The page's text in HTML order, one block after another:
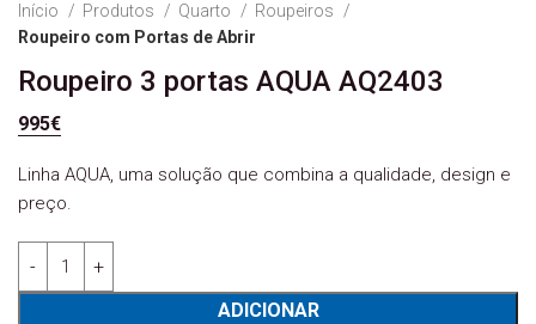
Início Produtos Quarto
Roupeiros
Roupeiro com Portas de Abrir
Roupeiro 3 portas AQUA AQ2403
995€
Linha AQUA, uma solução que combina a qualidade, design e
preço.
Quantidade de Roupeiro 3 portas AQUA AQ2403
ADICIONAR